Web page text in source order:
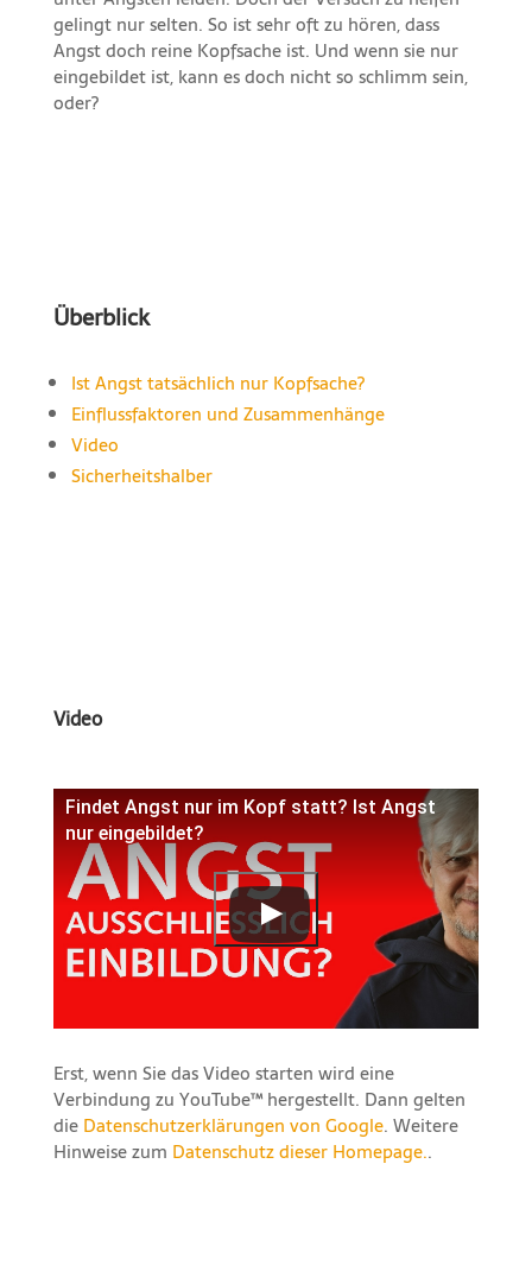
gelingt nur selten. So ist sehr oft zu hören, dass
Angst doch reine Kopfsache ist. Und wenn sie nur
eingebildet ist, kann es doch nicht so schlimm sein,
oder?
Überblick
Ist Angst tatsächlich nur Kopfsache?
Einflussfaktoren und Zusammenhänge
Video
Sicherheitshalber
Video
Findet Angst nur im Kopf statt? Ist Angst
nur eingebildet?
Erst, wenn Sie das Video starten wird eine
Verbindung zu YouTube™ hergestellt. Dann gelten
die Datenschutzerklärungen von Google. Weitere
Hinweise zum Datenschutz dieser Homepage..